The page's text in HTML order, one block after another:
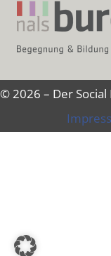
© 2026 – Der